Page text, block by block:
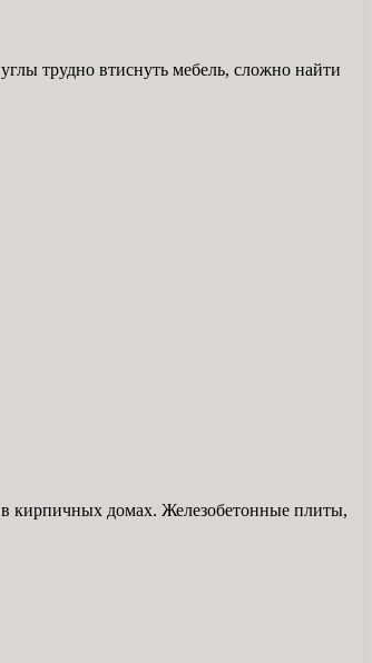
трудно втиснуть мебель, сложно найти
кирпичных домах. Железобетонные плиты,